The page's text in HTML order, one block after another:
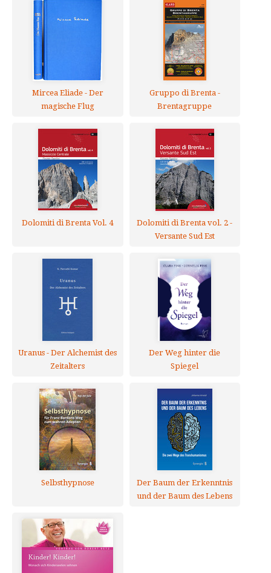
Mircea Eliade - Der
magische Flug
Gruppo di Brenta -
Brentagruppe
Dolomiti di Brenta Vol. 4
Dolomiti di Brenta vol. 2 -
Versante Sud Est
Uranus - Der Alchemist des
Zeitalters
Der Weg hinter die
Spiegel
Selbsthypnose
Der Baum der Erkenntnis
und der Baum des Lebens